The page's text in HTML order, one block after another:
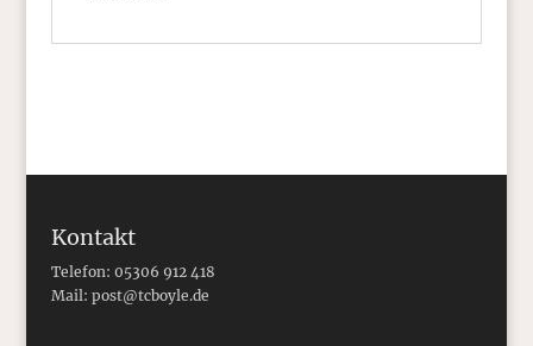
Kontakt
Telefon: 05306 912 418
Mail: post@tcboyle.de